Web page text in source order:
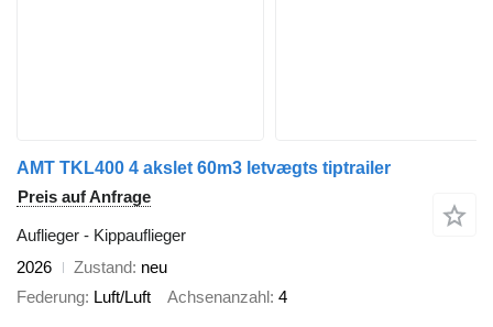
AMT TKL400 4 akslet 60m3 letvægts tiptrailer
Preis auf Anfrage
Auflieger - Kippauflieger
2026
Zustand neu
Federung Luft/Luft Achsenanzahl 4